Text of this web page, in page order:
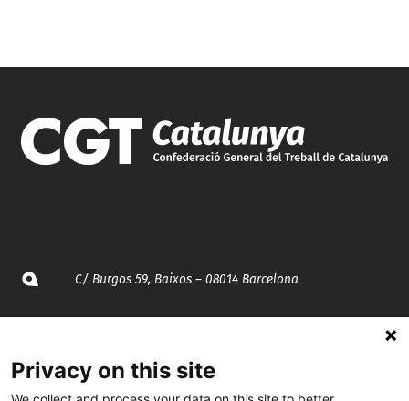
C/ Burgos 59, Baixos – 08014 Barcelona
935 120 481
Privacy on this site